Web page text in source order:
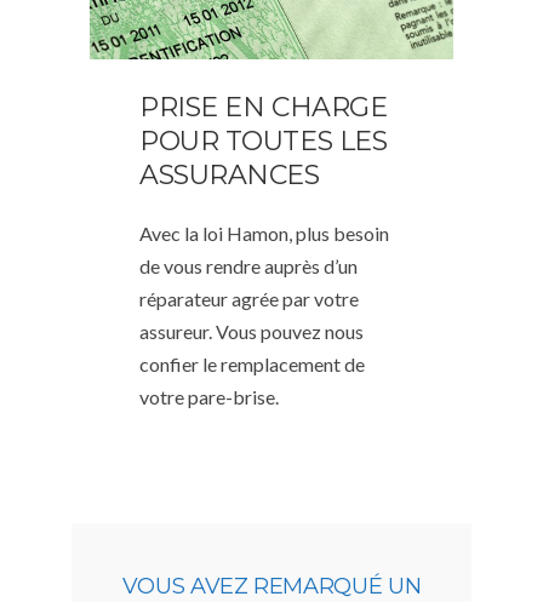
PRISE EN CHARGE
POUR TOUTES LES
ASSURANCES
Avec la loi Hamon, plus besoin
de vous rendre auprès d’un
réparateur agrée par votre
assureur. Vous pouvez nous
confier le remplacement de
votre pare-brise.
VOUS AVEZ REMARQUÉ UN